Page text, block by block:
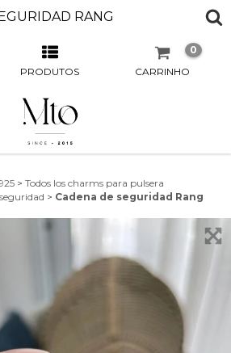
RANG
PRODUTOS CARRINHO
0
> Todos los charms para pulsera
> Cadena de seguridad Rang